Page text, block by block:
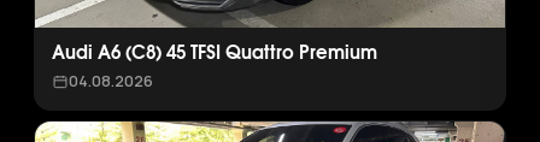
Audi A6 (C8) 45 TFSI Quattro Premium
04.08.2026